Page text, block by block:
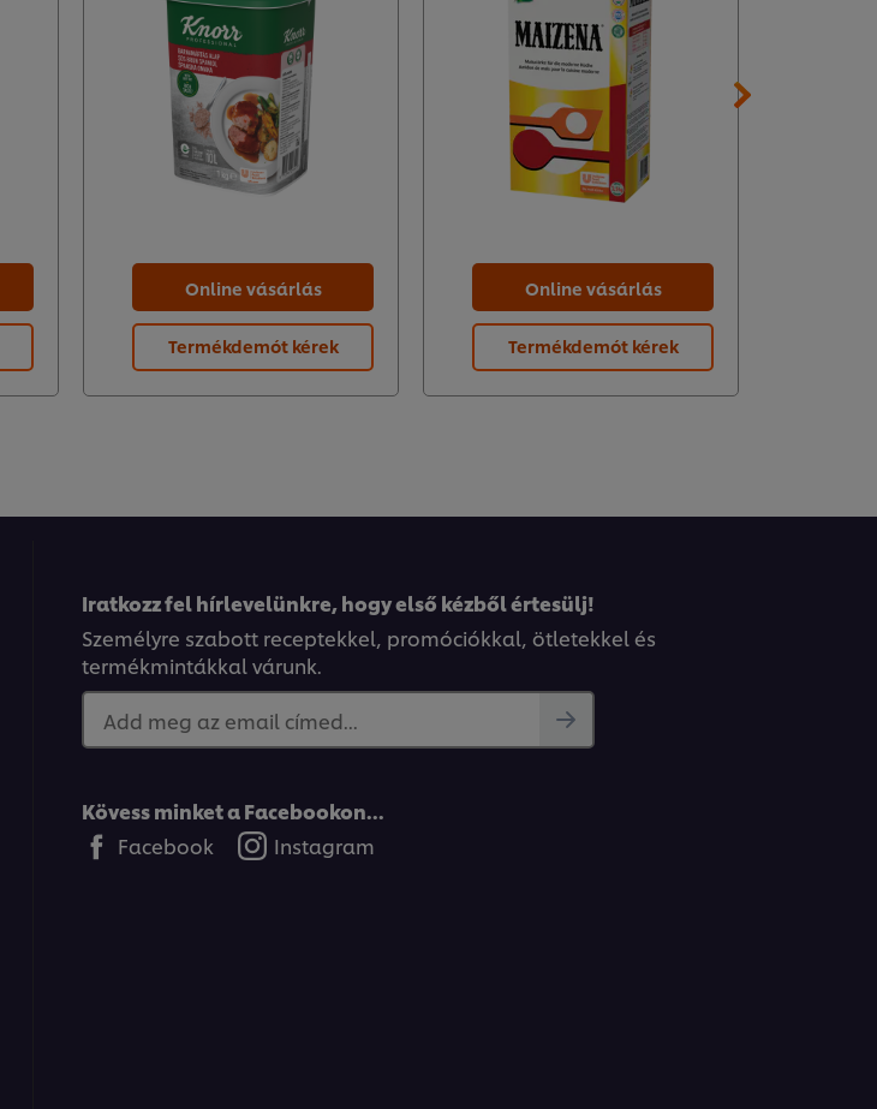
Online vásárlás
Termékdemót kérek
Online vásárlás
Termékdemót kérek
Iratkozz fel hírlevelünkre, hogy első kézből értesülj!
Személyre szabott receptekkel, promóciókkal, ötletekkel és
termékmintákkal várunk.
Add meg az email címed...
Kövess minket a Facebookon...
Facebook
Instagram